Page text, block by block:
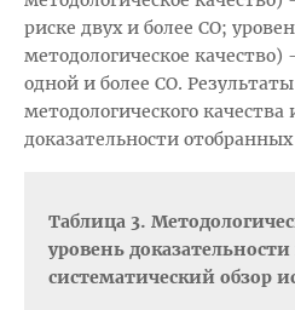
риске двух и более СО;
методологическое
одной и более СО.
методологического качества
доказательности
Таблица 3.
уровень
систематический обзор